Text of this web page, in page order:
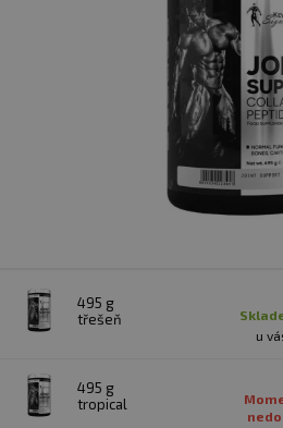
495 g
třešeň
u
495 g
tropical
Momentálně